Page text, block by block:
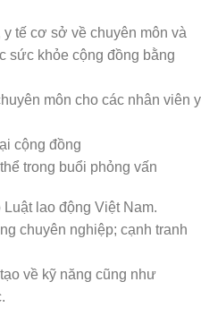
tế cơ sở về chuyên môn và
sức khỏe cộng đồng bằng
môn cho các nhân viên y
cộng đồng
trong buổi phỏng vấn
lao động Việt Nam.
chuyên nghiệp; cạnh tranh
về kỹ năng cũng như